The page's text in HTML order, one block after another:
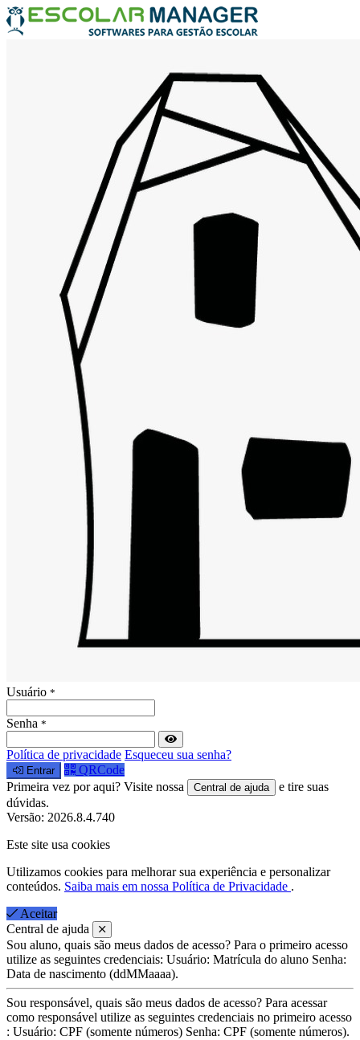
Usuário *
Senha *
Política de privacidade Esqueceu sua senha?
Entrar
QRCode
Primeira vez por aqui? Visite nossa Central de ajuda
e tire suas
dúvidas.
Versão: 2026.8.4.740
Este site usa cookies
Utilizamos cookies para melhorar sua experiência e personalizar
conteúdos. Saiba mais em nossa Política de Privacidade .
Aceitar
Central de ajuda
Sou aluno, quais são meus dados de acesso? Para o primeiro acesso
utilize as seguintes credenciais: Usuário: Matrícula do aluno Senha:
Data de nascimento (ddMMaaaa).
Sou responsável, quais são meus dados de acesso? Para acessar
como responsável utilize as seguintes credenciais no primeiro acesso
: Usuário: CPF (somente números) Senha: CPF (somente números).